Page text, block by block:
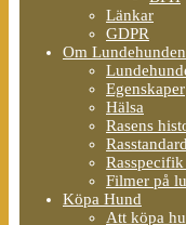
Länkar
GDPR
Om Lundehunden
Egenskaper
Hälsa
Rasens
Rasstandard
Filmer på
Köpa Hund
Att köpa